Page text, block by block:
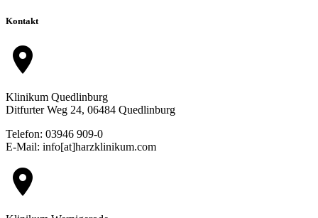
Kontakt
location_on
Klinikum Quedlinburg
Ditfurter Weg 24, 06484 Quedlinburg
Telefon: 03946 909-0
E-Mail: info[at]harzklinikum.com
location_on